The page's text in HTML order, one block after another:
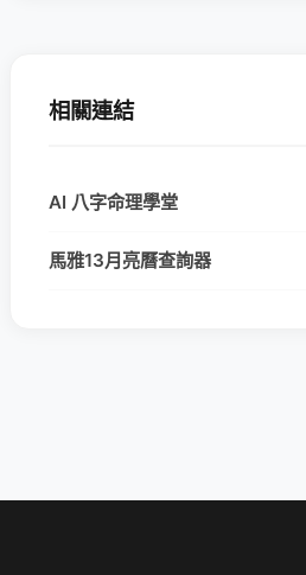
相關連結
AI 八字命理學堂
馬雅13月亮曆查詢器